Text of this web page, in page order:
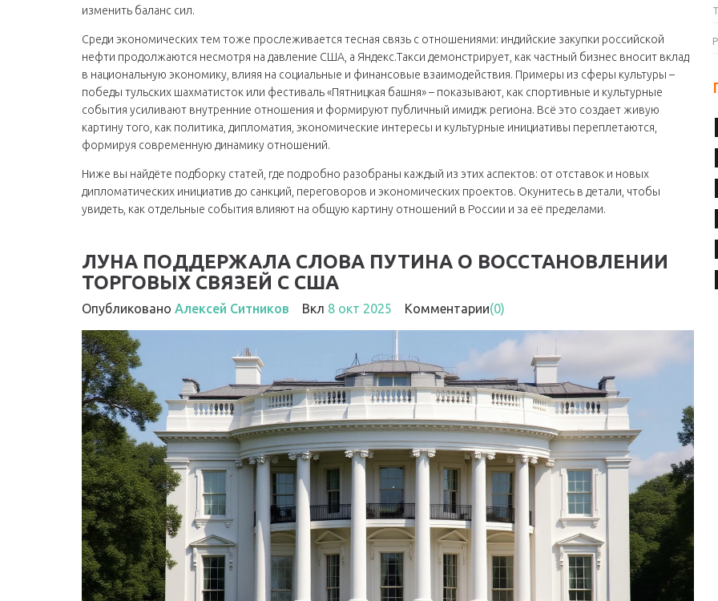
изменить баланс сил.
Среди экономических тем тоже прослеживается тесная связь с отношениями: индийские закупки российской
нефти продолжаются несмотря на давление США, а Яндекс.Такси демонстрирует, как частный бизнес вносит вклад
в национальную экономику, влияя на социальные и финансовые взаимодействия. Примеры из сферы культуры –
победы тульских шахматисток или фестиваль «Пятницкая башня» – показывают, как спортивные и культурные
события усиливают внутренние отношения и формируют публичный имидж региона. Всё это создает живую
картину того, как политика, дипломатия, экономические интересы и культурные инициативы переплетаются,
формируя современную динамику отношений.
Ниже вы найдёте подборку статей, где подробно разобраны каждый из этих аспектов: от отставок и новых
дипломатических инициатив до санкций, переговоров и экономических проектов. Окунитесь в детали, чтобы
увидеть, как отдельные события влияют на общую картину отношений в России и за её пределами.
ЛУНА ПОДДЕРЖАЛА СЛОВА ПУТИНА О ВОССТАНОВЛЕНИИ
ТОРГОВЫХ СВЯЗЕЙ С США
Опубликовано Алексей Ситников Вкл 8 окт 2025 Комментарии(0)